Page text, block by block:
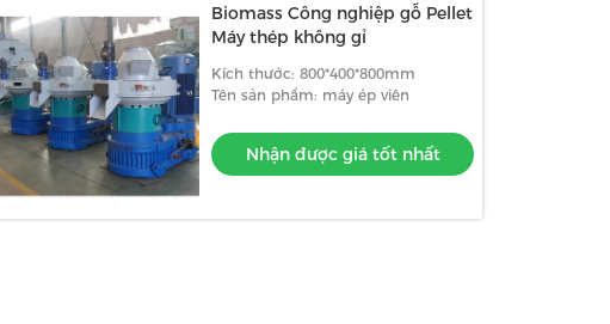
Biomass Công nghiệp gỗ Pellet
Máy thép không gỉ
Kích thước: 800*400*800mm
Tên sản phẩm: máy ép viên
Nhận được giá tốt nhất